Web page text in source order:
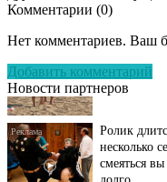
Комментарии (0)
Нет комментариев. Ваш
Добавить комментарий
Новости партнеров
Скрытая
люди
их не видят...
смеяться вы
долго